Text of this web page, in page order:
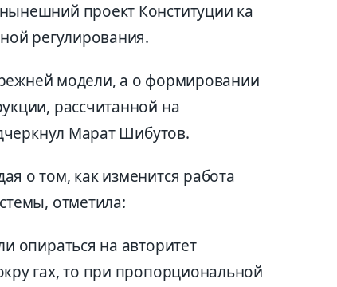
проект Конституции ка
регулирования.
модели, а о формировании
рассчитанной на
Марат Шибутов.
о том, как изменится работа
отметила:
опираться на авторитет
гах, то при пропорциональной